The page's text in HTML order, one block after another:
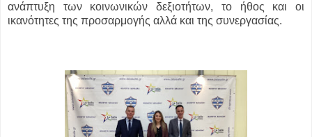
ανάπτυξη των κοινωνικών δεξιοτήτων, το ήθος και οι
ικανότητες της προσαρμογής αλλά και της συνεργασίας.